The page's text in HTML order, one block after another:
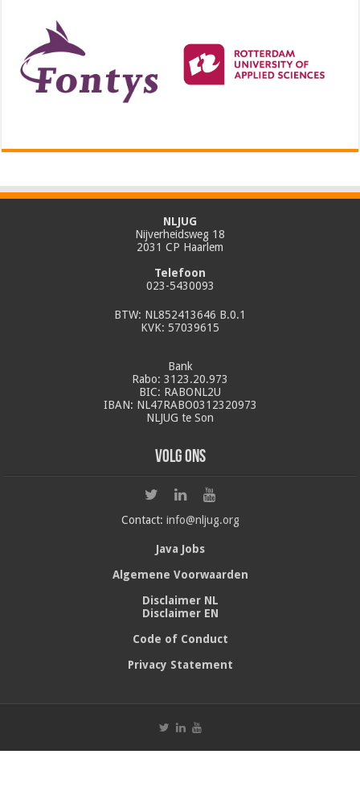
NLJUG
Nijverheidsweg 18
2031 CP Haarlem
Telefoon
023-5430093
BTW: NL852413646 B.0.1
KVK: 57039615
Bank
Rabo: 3123.20.973
BIC: RABONL2U
IBAN: NL47RABO0312320973
NLJUG te Son
Volg ons
Contact: info@nljug.org
Java Jobs
Algemene Voorwaarden
Disclaimer NL
Disclaimer EN
Code of Conduct
Privacy Statement